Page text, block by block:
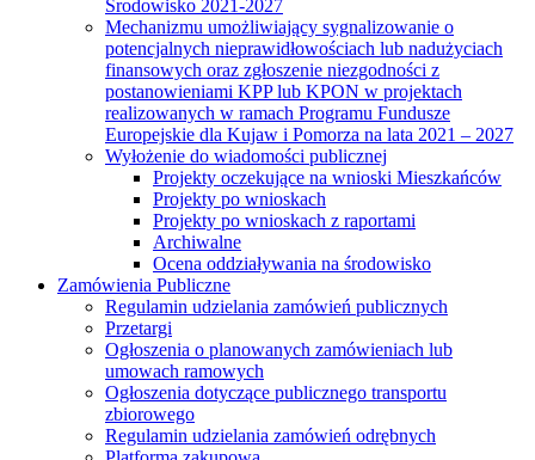
Środowisko 2021-2027
Mechanizmu umożliwiający sygnalizowanie o
potencjalnych nieprawidłowościach lub nadużyciach
finansowych oraz zgłoszenie niezgodności z
postanowieniami KPP lub KPON w projektach
realizowanych w ramach Programu Fundusze
Europejskie dla Kujaw i Pomorza na lata 2021 – 2027
Wyłożenie do wiadomości publicznej
Projekty oczekujące na wnioski Mieszkańców
Projekty po wnioskach
Projekty po wnioskach z raportami
Archiwalne
Ocena oddziaływania na środowisko
Zamówienia Publiczne
Regulamin udzielania zamówień publicznych
Przetargi
Ogłoszenia o planowanych zamówieniach lub
umowach ramowych
Ogłoszenia dotyczące publicznego transportu
zbiorowego
Regulamin udzielania zamówień odrębnych